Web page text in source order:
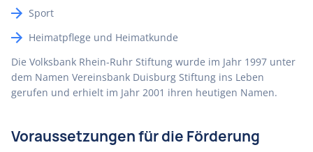
Sport
Heimatpflege und Heimatkunde
Die Volksbank Rhein-Ruhr Stiftung wurde im Jahr 1997 unter
dem Namen Vereinsbank Duisburg Stiftung ins Leben
gerufen und erhielt im Jahr 2001 ihren heutigen Namen.
Voraussetzungen für die Förderung